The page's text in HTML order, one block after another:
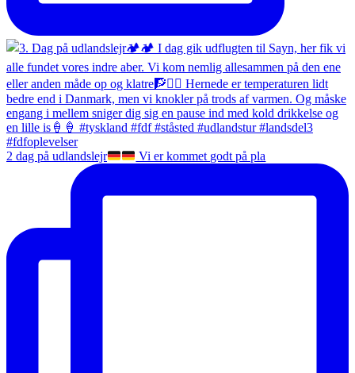
2 dag på udlandslejr Vi er kommet godt på pla